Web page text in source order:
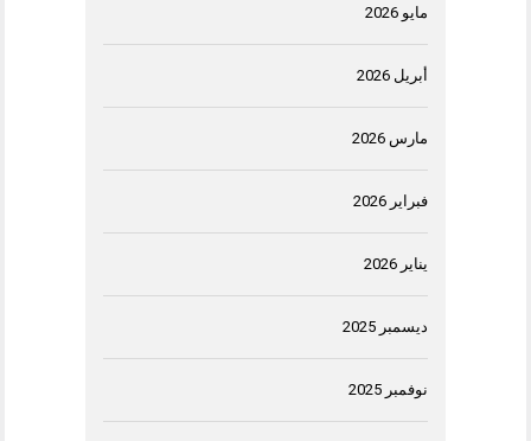
مايو 2026
أبريل 2026
مارس 2026
فبراير 2026
يناير 2026
ديسمبر 2025
نوفمبر 2025